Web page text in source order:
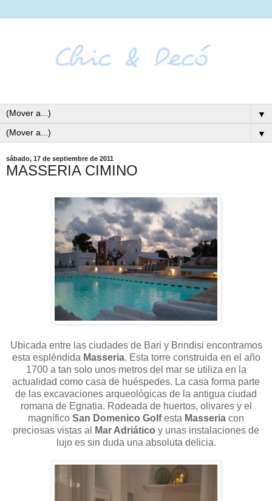
▼
▼
sábado, 17 de septiembre de 2011
MASSERIA CIMINO
Ubicada entre las ciudades de Bari y Brindisi encontramos
esta espléndida Masseria. Esta torre construida en el año
1700 a tan solo unos metros del mar se utiliza en la
actualidad como casa de huéspedes. La casa forma parte
de las excavaciones arqueológicas de la antigua ciudad
romana de Egnatia. Rodeada de huertos, olivares y el
magnífico San Domenico Golfesta Masseria con
preciosas vistas al
Mar Adriático y unas instalaciones de
lujo es sin duda una absoluta delicia.